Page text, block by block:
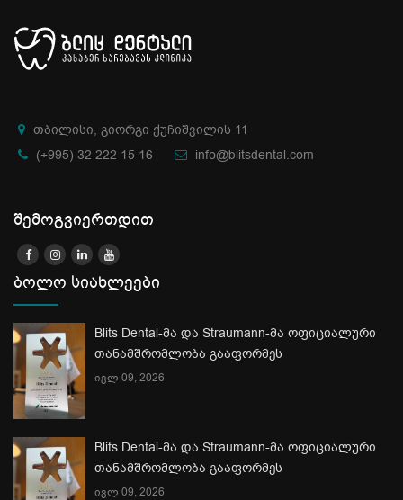
თბილისი, გიორგი ქუჩიშვილის 11
(+995) 32 222 15 16
info@blitsdental.com
შემოგვიერთდით
ბოლო სიახლეები
Blits Dental-მა და Straumann-მა ოფიციალური
თანამშრომლობა გააფორმეს
ივლ 09, 2026
Blits Dental-მა და Straumann-მა ოფიციალური
თანამშრომლობა გააფორმეს
ივლ 09, 2026